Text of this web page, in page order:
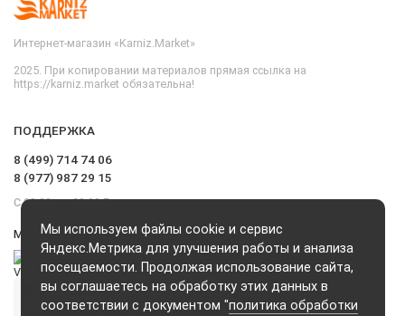
Мы используем файлы cookie и сервис
Яндекс.Метрика для улучшения работы и анализа
посещаемости. Продолжая использование сайта,
вы соглашаетесь на обработку этих данных в
соответствии с документом "политика обработки
Интернет-магазин «Karniz.Market»
2025. При копировании материалов прямая ссылка на
https://karniz.market обязательна!
ПОДДЕРЖКА
8 (499) 714 74 06
8 (977) 987 29 15
С 09.00 до 20.00 Без выходных и перерывов
Мы в сети